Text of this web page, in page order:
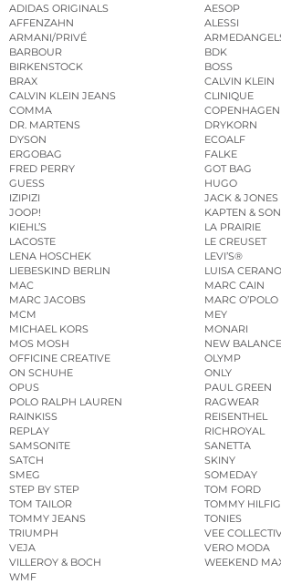
ADIDAS ORIGINALS
AESOP
AFFENZAHN
ALESSI
ARMANI/PRIVÉ
BARBOUR
BDK
BIRKENSTOCK
BOSS
BRAX
CALVIN KLEIN
CALVIN KLEIN JEANS
CLINIQUE
COMMA
COPENHAGEN
DR. MARTENS
DRYKORN
DYSON
ECOALF
ERGOBAG
FALKE
FRED PERRY
GOT BAG
GUESS
HUGO
IZIPIZI
JACK & JONES
JOOP!
KAPTEN & SON
KIEHL’S
LA PRAIRIE
LACOSTE
LE CREUSET
LENA HOSCHEK
LEVI’S®
LIEBESKIND BERLIN
LUISA CERANO
MAC
MARC CAIN
MARC JACOBS
MARC O’POLO
MCM
MEY
MICHAEL KORS
MONARI
MOS MOSH
NEW BALANCE
OFFICINE CREATIVE
OLYMP
ON SCHUHE
ONLY
OPUS
PAUL GREEN
POLO RALPH LAUREN
RAGWEAR
RAINKISS
REISENTHEL
REPLAY
RICHROYAL
SAMSONITE
SANETTA
SATCH
SKINY
SMEG
SOMEDAY
STEP BY STEP
TOM FORD
TOM TAILOR
TOMMY
TOMMY JEANS
TONIES
TRIUMPH
VEE
VEJA
VERO MODA
VILLEROY & BOCH
WEEKEND
WMF